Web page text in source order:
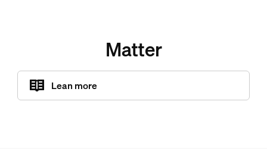
Matter
Lean more